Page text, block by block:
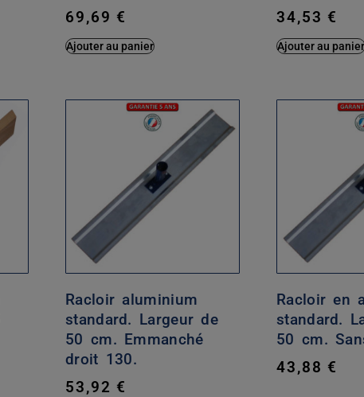
69,69 €
Ajouter au panier
34,53 €
Ajouter au panier
Racloir aluminium
standard. Largeur de
50 cm. Emmanché
droit 130.
53,92 €
Racloir en
standard.
50 cm.
43,88 €